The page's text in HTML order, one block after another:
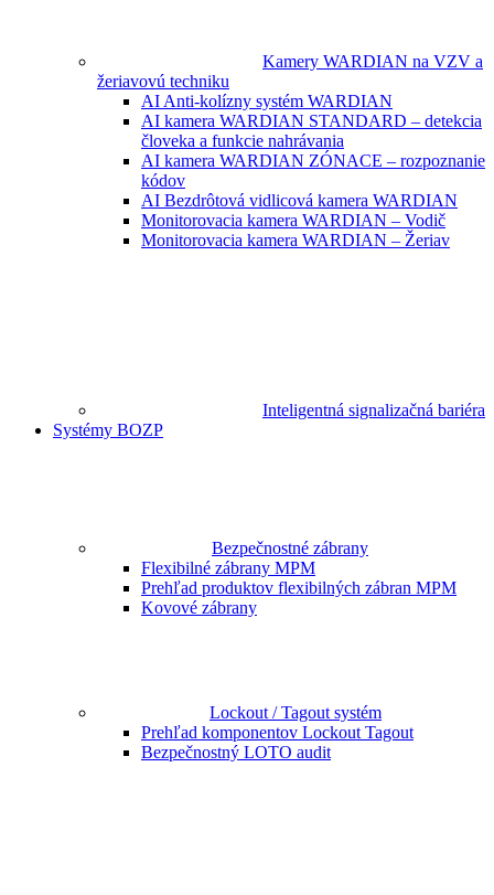
Kamery WARDIAN na VZV a
žeriavovú techniku
AI Anti-kolízny systém WARDIAN
AI kamera WARDIAN STANDARD – detekcia
človeka a funkcie nahrávania
AI kamera WARDIAN ZÓNACE – rozpoznanie
kódov
AI Bezdrôtová vidlicová kamera WARDIAN
Monitorovacia kamera WARDIAN – Vodič
Monitorovacia kamera WARDIAN – Žeriav
Inteligentná signalizačná bariéra
Systémy BOZP
Bezpečnostné zábrany
Flexibilné zábrany MPM
Prehľad produktov flexibilných zábran MPM
Kovové zábrany
Lockout / Tagout systém
Prehľad komponentov Lockout Tagout
Bezpečnostný LOTO audit